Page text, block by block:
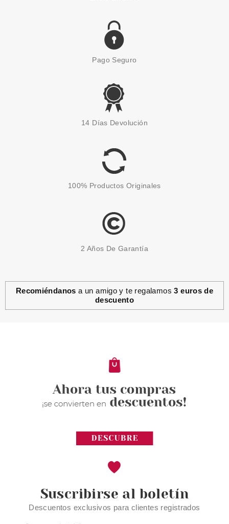
Pago Seguro
14 Días Devolución
100% Productos Originales
2 Años De Garantía
Recomiéndanos a un amigo y te regalamos3 euros de
descuento
Suscribirse al boletín
Descuentos exclusivos para clientes registrados